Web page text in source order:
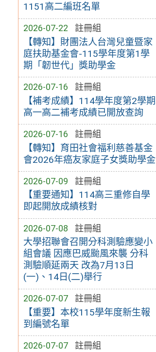
1151高二編班名單
2026-07-22 註冊組
【轉知】財團法人台灣兒童暨家
庭扶助基金會-115學年度第1學
期「韌世代」獎助學金
2026-07-16 註冊組
【補考成績】114學年度第2學期
高一高二補考成績已開放查詢
2026-07-16 註冊組
【轉知】育田社會福利慈善基金
會2026年癌友家庭子女獎助學金
2026-07-09 註冊組
【重要通知】114高三重修自學
即起開放成績核對
2026-07-08 註冊組
大學招聯會召開分科測驗應變小
組會議 因應巴威颱風來襲 分科
測驗順延兩天 改為7月13日
(一)、14日(二)舉行
2026-07-07 註冊組
【重要】本校115學年度新生報
到編號名單
2026-07-07 註冊組